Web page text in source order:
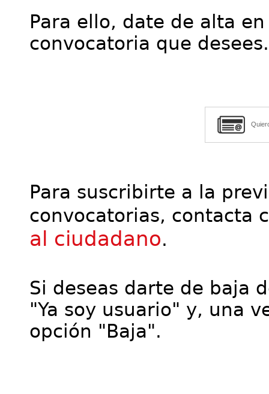
Para ello, date de alta
convocatoria que desees.
Para suscribirte a la
convocatorias, contacta
al ciudadano.
Si deseas darte de baja
"Ya soy usuario" y, una
opción "Baja".